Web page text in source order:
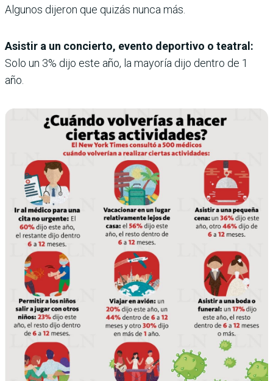
Algunos dijeron que quizás nunca más.
Asistir a un concierto, evento deportivo o teatral:
Solo un 3% dijo este año, la mayoría dijo dentro de 1
año.